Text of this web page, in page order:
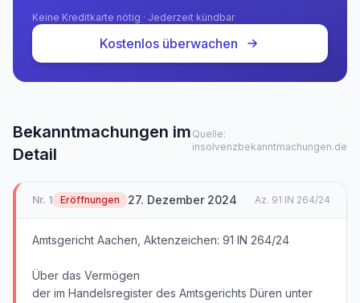
Keine Kreditkarte nötig · Jederzeit kündbar
Kostenlos überwachen
Bekanntmachungen im
Detail
Quelle:
insolvenzbekanntmachungen.de
Nr. 1 Eröffnungen 27. Dezember 2024 Az. 91 IN 264/24
Amtsgericht Aachen, Aktenzeichen: 91 IN 264/24
Über das Vermögen
der im Handelsregister des Amtsgerichts Düren unter